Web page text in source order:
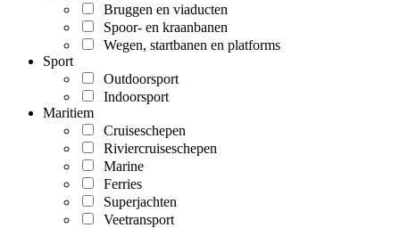
Bruggen en viaducten
Spoor- en kraanbanen
Wegen, startbanen en platforms
Sport
Outdoorsport
Indoorsport
Maritiem
Cruiseschepen
Riviercruiseschepen
Marine
Ferries
Superjachten
Veetransport